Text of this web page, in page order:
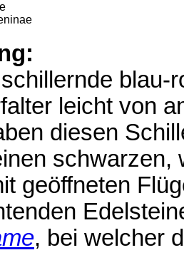
blau-
leicht von
diesen
geöffneten
, bei welcher